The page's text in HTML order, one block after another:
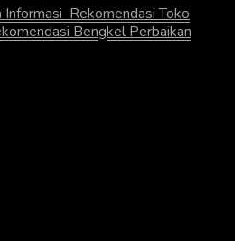
Informasi Rekomendasi Toko
Bengkel Perbaikan